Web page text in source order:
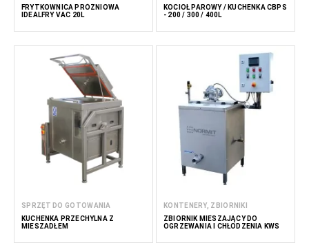
FRYTKOWNICA PRÓŻNIOWA
IDEALFRY VAC 20L
KOCIOŁ PAROWY / KUCHENKA CBPS
- 200 / 300 / 400L
SPRZĘT DO GOTOWANIA
KUCHENKA PRZECHYLNA Z
MIESZADŁEM
KONTENERY, ZBIORNIKI
ZBIORNIK MIESZAJĄCY DO
OGRZEWANIA I CHŁODZENIA KWS